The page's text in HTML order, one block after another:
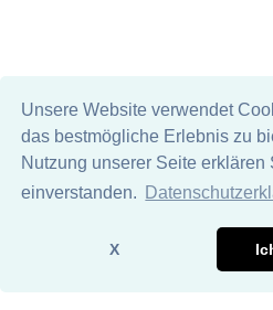
Unsere Website verwendet
das bestmögliche Erlebnis zu
Nutzung unserer Seite erklären
einverstanden.
X
DAS:2Ausnahmen Beispiele
PowerIndex:3
Häufigkeit: 2 von 10
Wir übernehmen keine Garantie
Richtigkeit und Vollständigkeit